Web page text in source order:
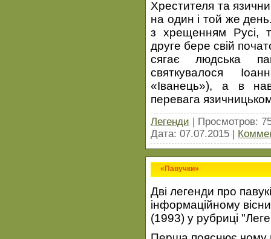
Хрестителя та
на один і той же
з хрещенням Русі,
друге бере свій
сягає людська
святкувалося
«Іванець»), а в
перевага
Легенди | Просмотров:
Дата: 07.07.2015
«Павучки»
Дві легенди про
інформаційному
(1993) у рубриці